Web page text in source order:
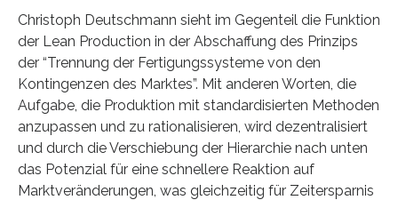
Christoph Deutschmann sieht im Gegenteil die Funktion
der Lean Production in der Abschaffung des Prinzips
der “Trennung der Fertigungssysteme von den
Kontingenzen des Marktes”. Mit anderen Worten, die
Aufgabe, die Produktion mit standardisierten Methoden
anzupassen und zu rationalisieren, wird dezentralisiert
und durch die Verschiebung der Hierarchie nach unten
das Potenzial für eine schnellere Reaktion auf
Marktveränderungen, was gleichzeitig für Zeitersparnis